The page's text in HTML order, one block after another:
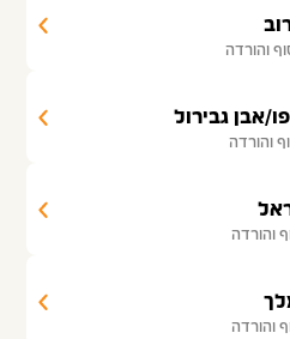
והורדה
אבן גבירול
והורדה
והורדה
והורדה